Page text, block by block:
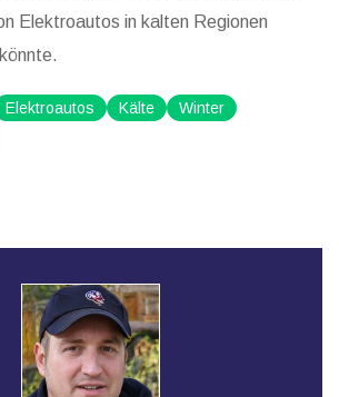
Elektroautos in kalten Regionen
Elektroautos Kälte
Winter